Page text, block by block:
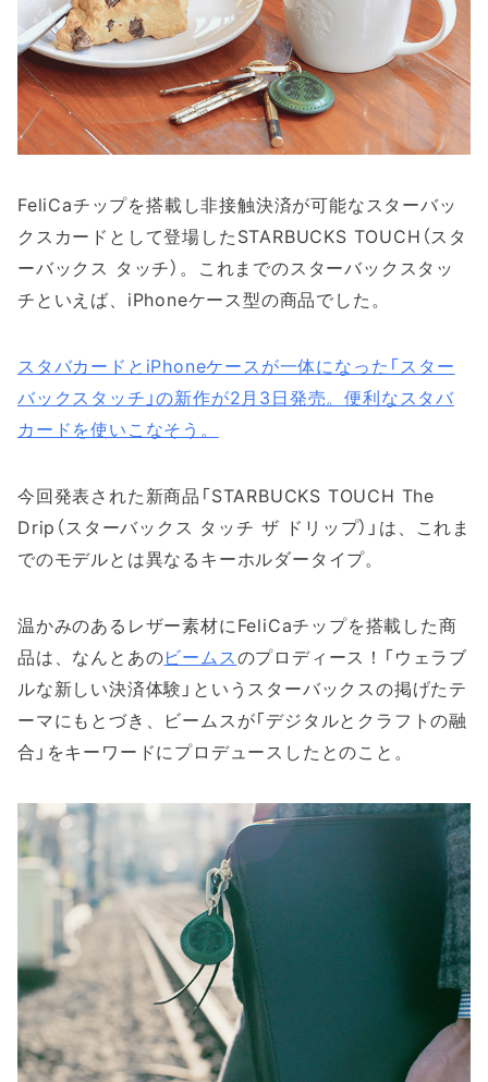
FeliCaチップを搭載し非接触決済が可能なスターバッ
クスカードとして登場したSTARBUCKS TOUCH（スタ
ーバックス タッチ）。これまでのスターバックスタッ
チといえば、iPhoneケース型の商品でした。
スタバカードとiPhoneケースが一体になった「スター
バックスタッチ」の新作が2月3日発売。便利なスタバ
カードを使いこなそう。
今回発表された新商品「STARBUCKS TOUCH The
Drip（スターバックス タッチ ザ ドリップ）」は、これま
でのモデルとは異なるキーホルダータイプ。
温かみのあるレザー素材にFeliCaチップを搭載した商
品は、なんとあのビームスのプロディース！「ウェラブ
ルな新しい決済体験」というスターバックスの掲げたテ
ーマにもとづき、ビームスが「デジタルとクラフトの融
合」をキーワードにプロデュースしたとのこと。